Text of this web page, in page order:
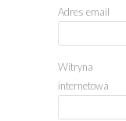
Adres email
Witryna
internetowa